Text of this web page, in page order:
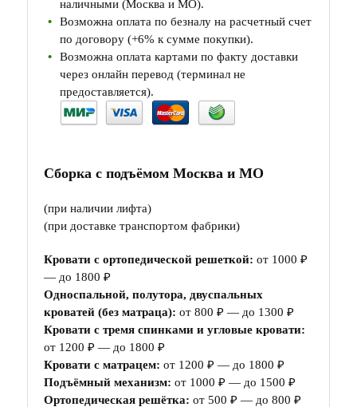
наличными (Москва и МО).
Возможна оплата по безналу на расчетный счет
по договору (+6% к сумме покупки).
Возможна оплата картами по факту доставки
через онлайн перевод (терминал не
предоставляется).
Сборка с подъёмом Москва и МО
(при наличии лифта)
(при доставке транспортом фабрики)
Кровати с ортопедической решеткой: от 1000 ₽
— до 1800 ₽
Односпальной, полутора, двуспальных
кроватей (без матраца): от 800 ₽ — до 1300 ₽
Кровати с тремя спинками и угловые кровати:
от 1200 ₽ — до 1800 ₽
Кровати с матрацем: от 1200 ₽ — до 1800 ₽
Подъёмный механизм: от 1000 ₽ — до 1500 ₽
Ортопедическая решётка: от 500 ₽ — до 800 ₽